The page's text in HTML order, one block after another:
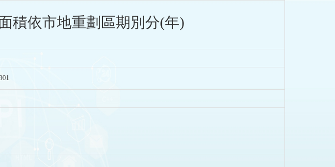
積依市地重劃區期別分(年)